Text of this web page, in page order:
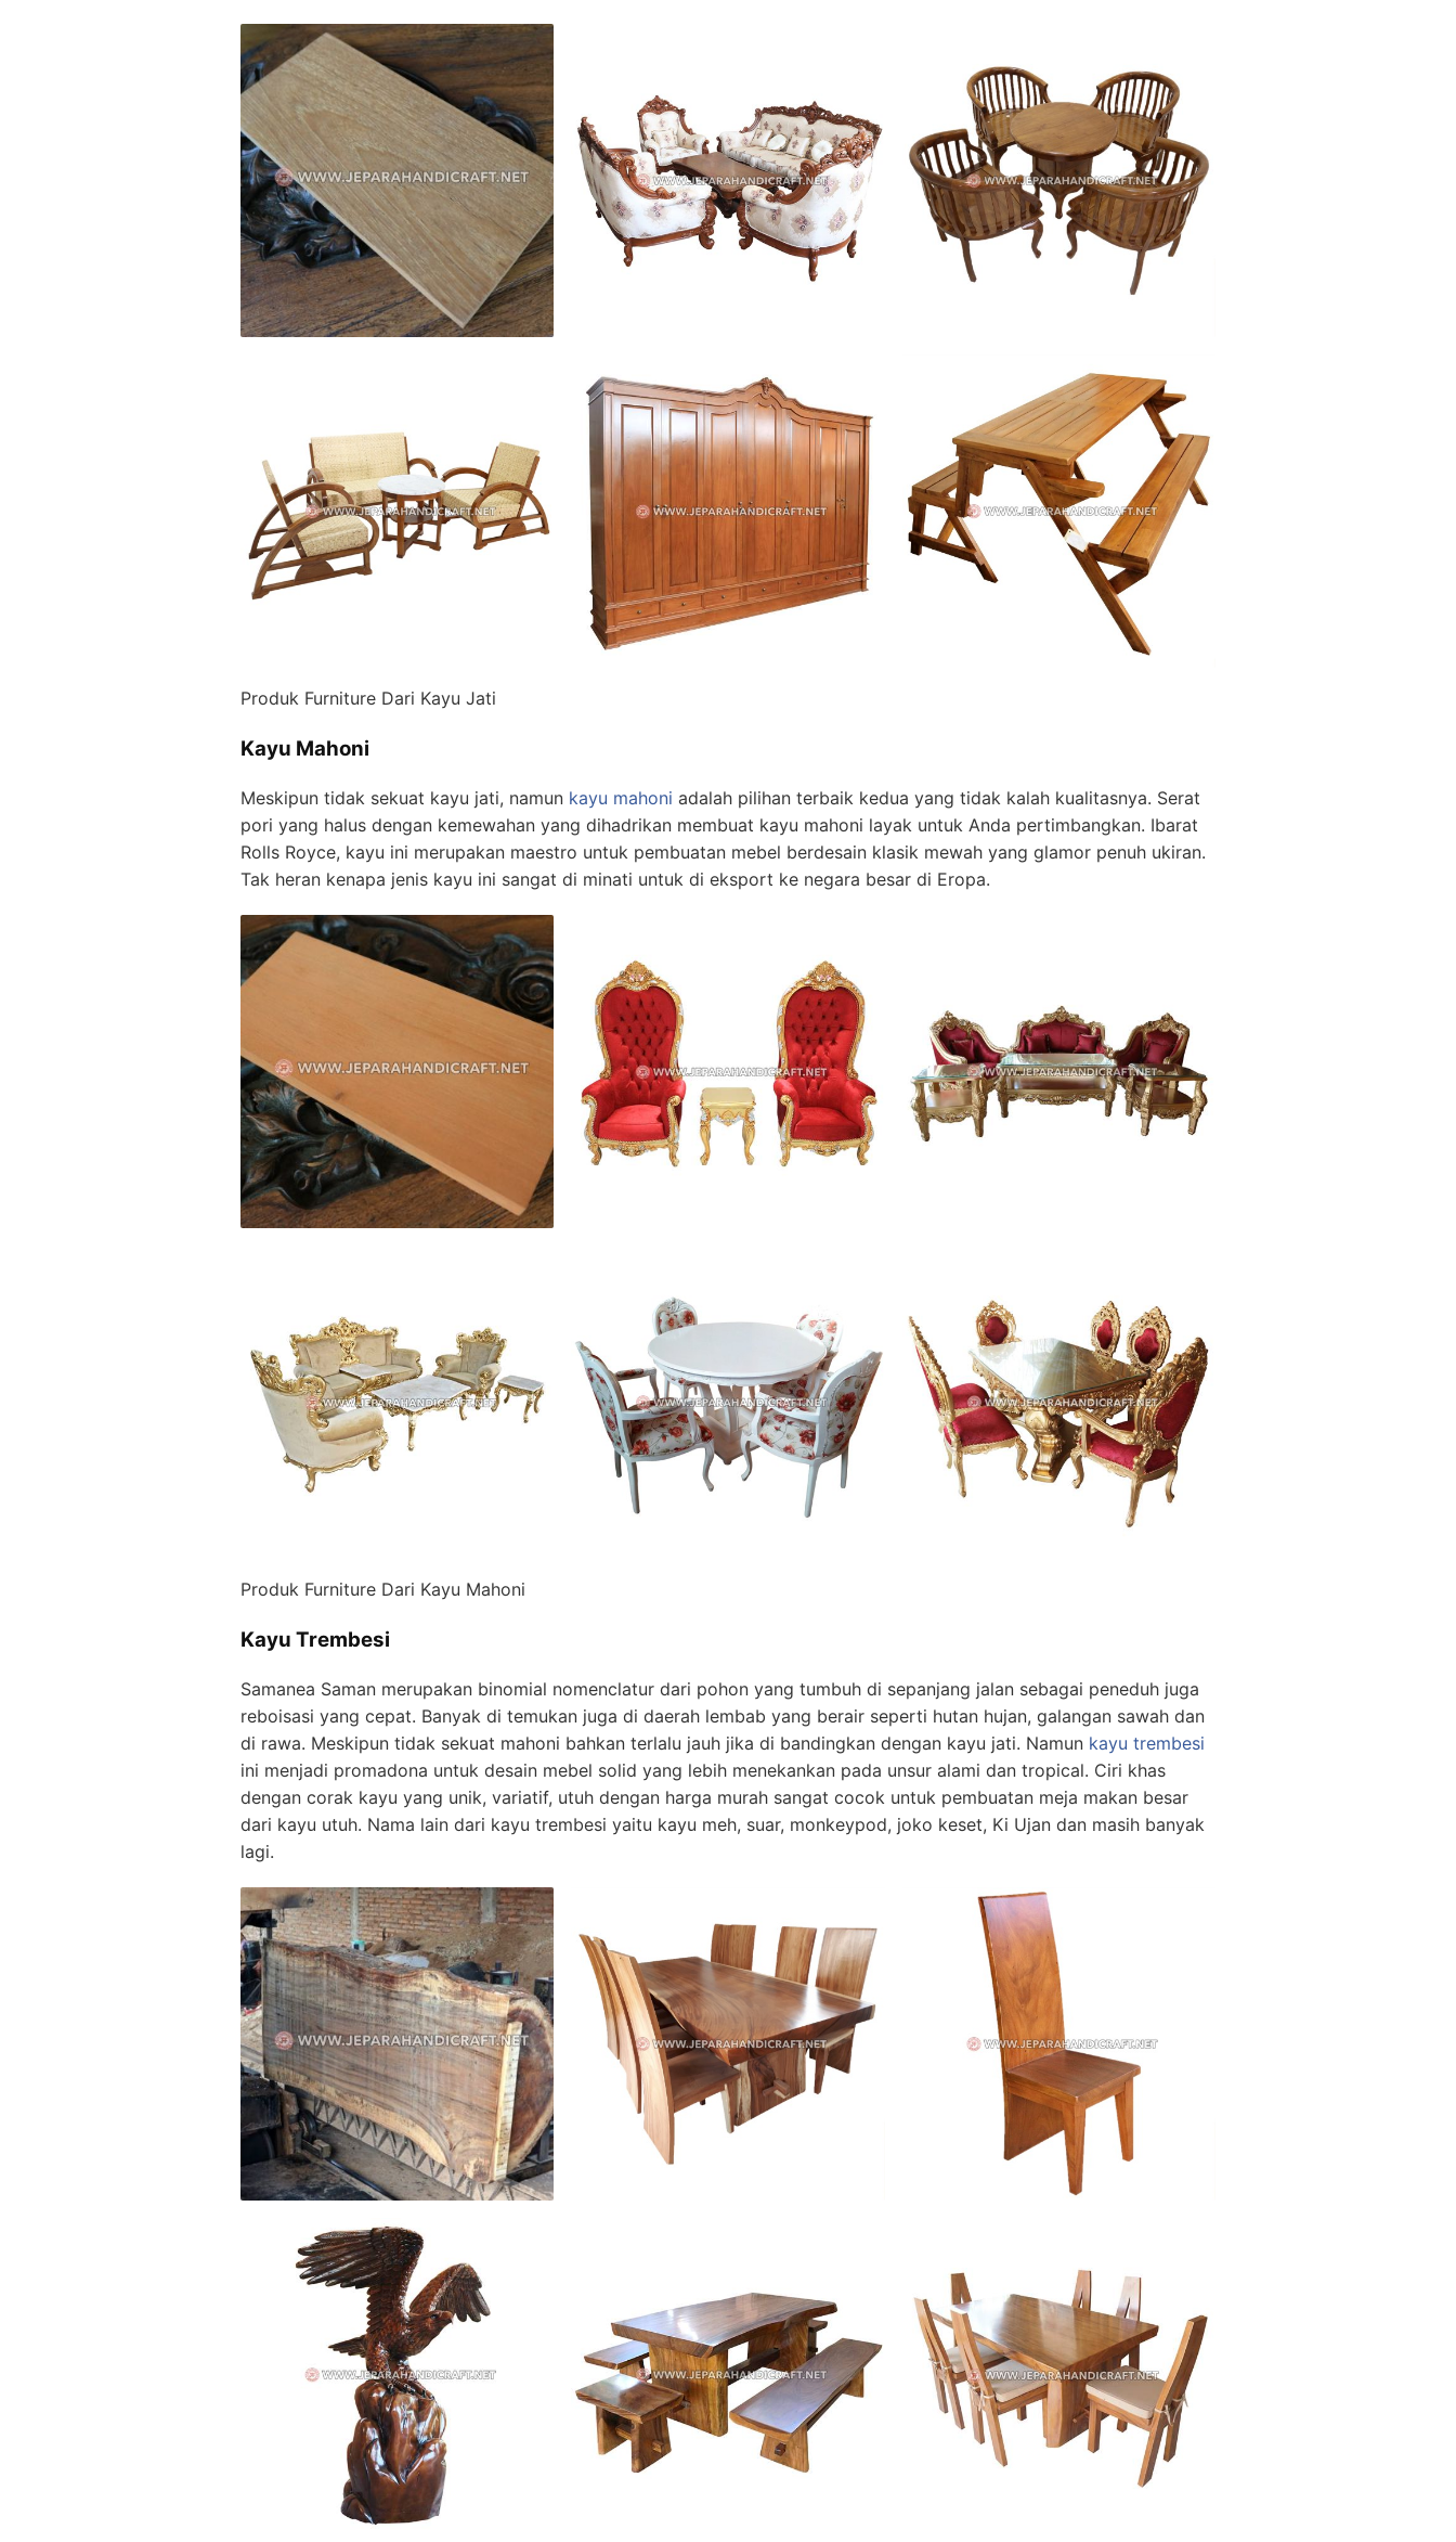
Produk Furniture Dari Kayu Jati
Kayu Mahoni
Meskipun tidak sekuat kayu jati, namun kayu mahoni adalah pilihan terbaik kedua yang tidak kalah kualitasnya. Serat
pori yang halus dengan kemewahan yang dihadrikan membuat kayu mahoni layak untuk Anda pertimbangkan. Ibarat
Rolls Royce, kayu ini merupakan maestro untuk pembuatan mebel berdesain klasik mewah yang glamor penuh ukiran.
Tak heran kenapa jenis kayu ini sangat di minati untuk di eksport ke negara besar di Eropa.
Produk Furniture Dari Kayu Mahoni
Kayu Trembesi
Samanea Saman merupakan binomial nomenclatur dari pohon yang tumbuh di sepanjang jalan sebagai peneduh juga
reboisasi yang cepat. Banyak di temukan juga di daerah lembab yang berair seperti hutan hujan, galangan sawah dan
di rawa. Meskipun tidak sekuat mahoni bahkan terlalu jauh jika di bandingkan dengan kayu jati. Namun kayu trembesi
ini menjadi promadona untuk desain mebel solid yang lebih menekankan pada unsur alami dan tropical. Ciri khas
dengan corak kayu yang unik, variatif, utuh dengan harga murah sangat cocok untuk pembuatan meja makan besar
dari kayu utuh. Nama lain dari kayu trembesi yaitu kayu meh, suar, monkeypod, joko keset, Ki Ujan dan masih banyak
lagi.